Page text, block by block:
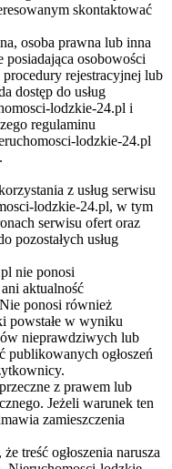
skontaktować
osoba prawna lub inna
posiadająca osobowości
rejestracyjnej lub
dostęp do usług
lodzkie-24.pl i
regulaminu
lodzkie-24.pl
z usług serwisu
lodzkie-24.pl, w tym
serwisu ofert oraz
pozostałych usług
nie ponosi
aktualność
ponosi również
powstałe w wyniku
nieprawdziwych lub
publikowanych ogłoszeń
z prawem lub
Jeżeli warunek ten
zamieszczenia
treść ogłoszenia narusza